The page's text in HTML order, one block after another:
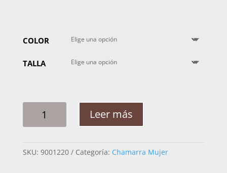
COLOR
TALLA
MUJER
EC
Leer más
SKU: 9001220 Categoría: Chamarra Mujer